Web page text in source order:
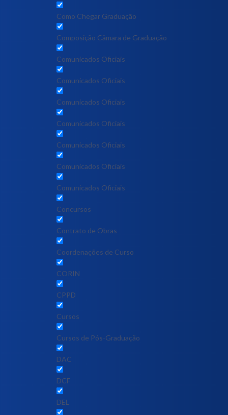
Como Chegar Graduação
Composição Câmara de Graduação
Comunicados Oficiais
Comunicados Oficiais
Comunicados Oficiais
Comunicados Oficiais
Comunicados Oficiais
Comunicados Oficiais
Comunicados Oficiais
Concursos
Contrato de Obras
Coordenações de Curso
CORIN
CPPD
Cursos
Cursos de Pós-Graduação
DAC
DCF
DEL